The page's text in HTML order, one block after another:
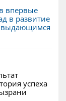
впервые
в развитие
выдающимся
успеха